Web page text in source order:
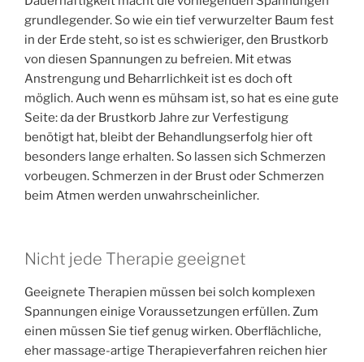
grundlegender. So wie ein tief verwurzelter Baum fest
in der Erde steht, so ist es schwieriger, den Brustkorb
von diesen Spannungen zu befreien. Mit etwas
Anstrengung und Beharrlichkeit ist es doch oft
möglich. Auch wenn es mühsam ist, so hat es eine gute
Seite: da der Brustkorb Jahre zur Verfestigung
benötigt hat, bleibt der Behandlungserfolg hier oft
besonders lange erhalten. So lassen sich Schmerzen
vorbeugen. Schmerzen in der Brust oder Schmerzen
beim Atmen werden unwahrscheinlicher.
Nicht jede Therapie geeignet
Geeignete Therapien müssen bei solch komplexen
Spannungen einige Voraussetzungen erfüllen. Zum
einen müssen Sie tief genug wirken. Oberflächliche,
eher massage-artige Therapieverfahren reichen hier